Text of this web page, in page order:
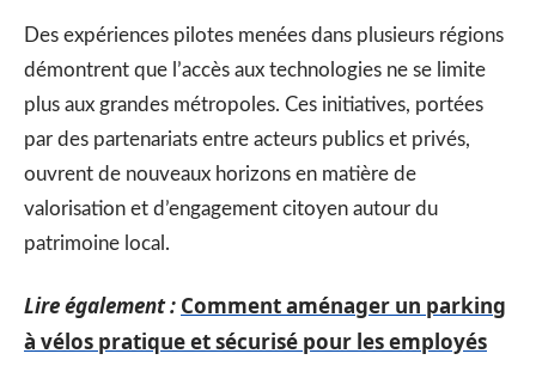
Des expériences pilotes menées dans plusieurs régions
démontrent que l’accès aux technologies ne se limite
plus aux grandes métropoles. Ces initiatives, portées
par des partenariats entre acteurs publics et privés,
ouvrent de nouveaux horizons en matière de
valorisation et d’engagement citoyen autour du
patrimoine local.
Lire également : Comment aménager un parking
à vélos pratique et sécurisé pour les employés